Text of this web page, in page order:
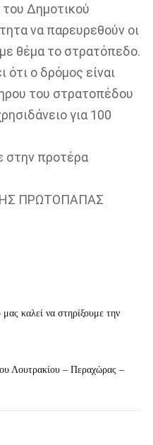
Δημοτικού
να παρευρεθούν οι
θέμα το στρατόπεδο.
ο δρόμος είναι
του στρατοπέδου
για 100
στην προτέρα
ΠΡΩΤΟΠΑΠΑΣ
καλεί να στηρίξουμε την
Λουτρακίου – Περαχώρας –